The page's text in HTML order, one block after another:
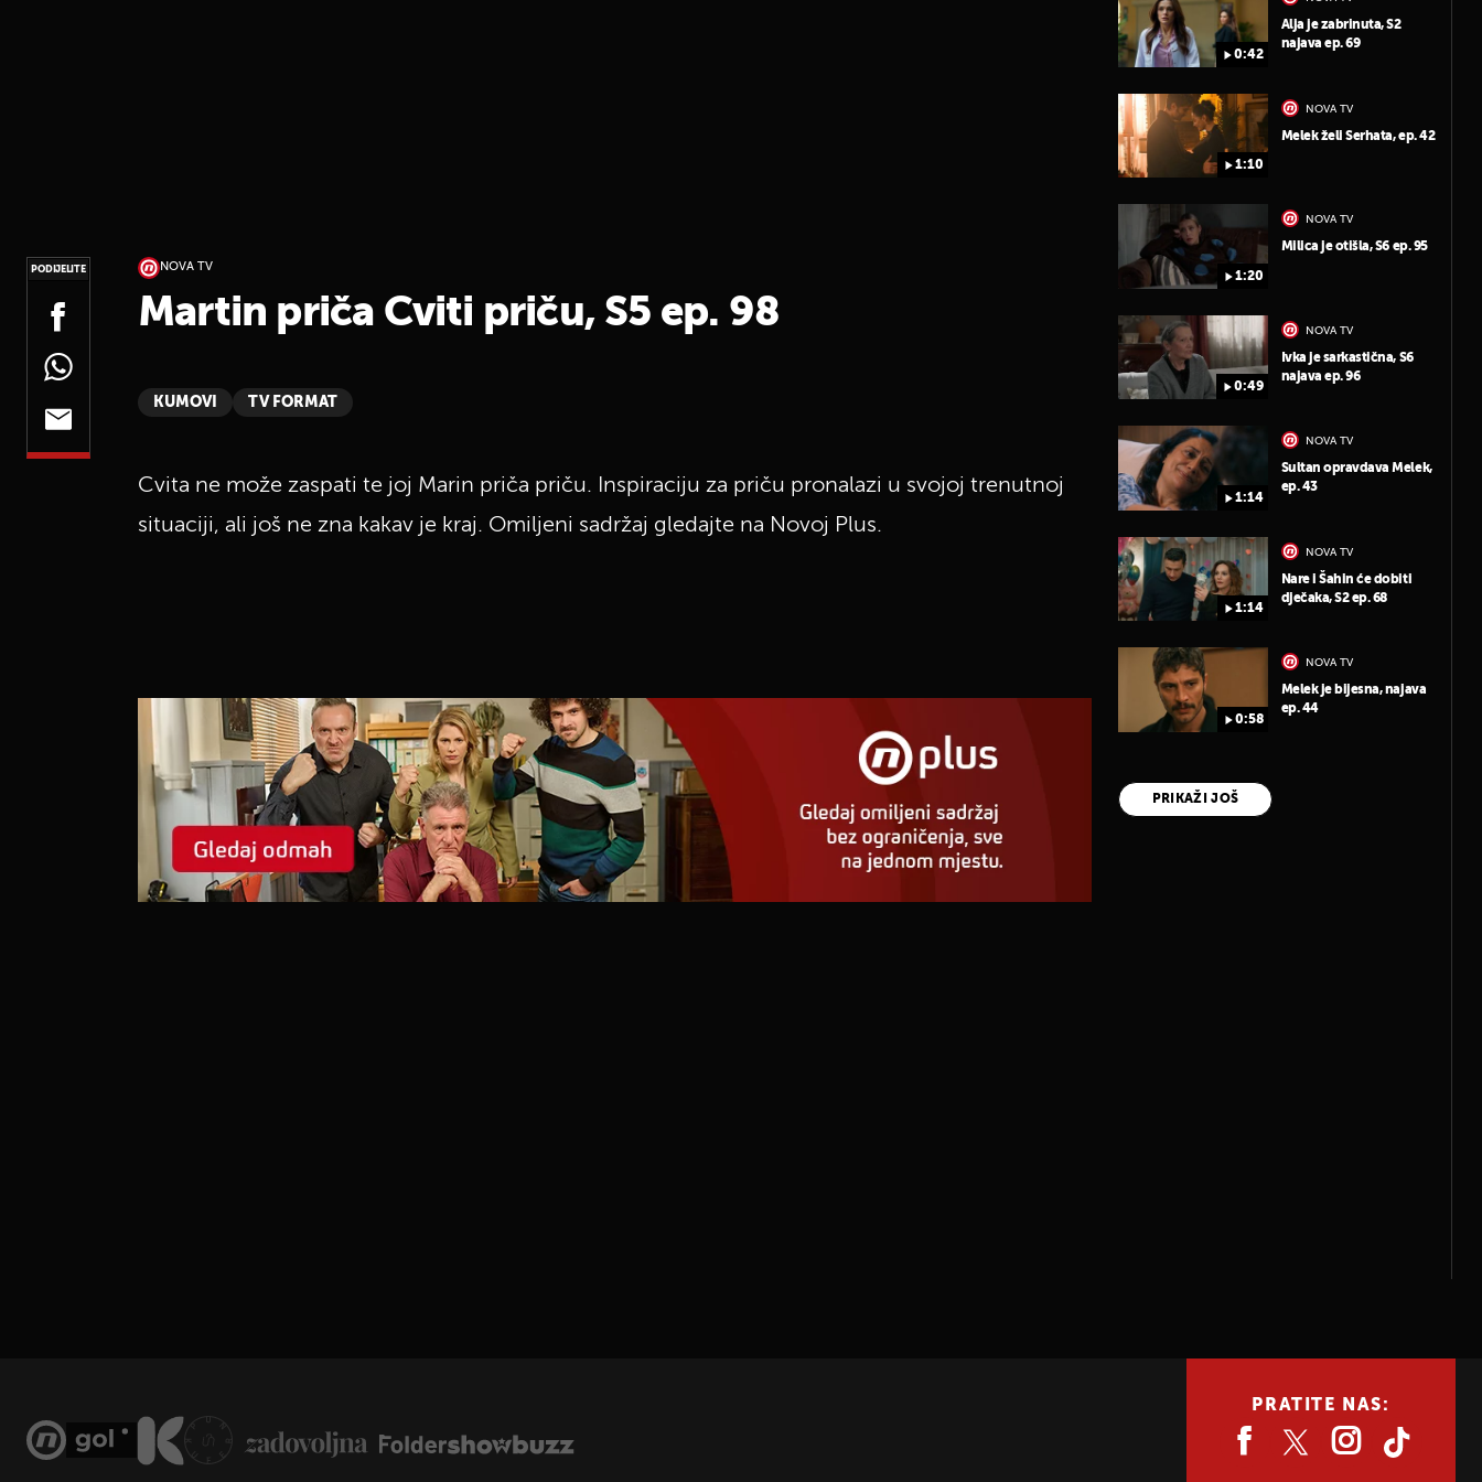
PODIJELITE NOVA TV
Martin priča Cviti priču, S5 ep. 98
KUMOVI TV FORMAT
Cvita ne može zaspati te joj Marin priča priču. Inspiraciju za priču pronalazi u svojoj trenutnoj
situaciji, ali još ne zna kakav je kraj. Omiljeni sadržaj gledajte na Novoj Plus.
0:42
Alja je zabrinuta, S2
najava ep. 69
1:10
NOVA TV
Melek želi Serhata, ep. 42
1:20
NOVA TV
Milica je otišla, S6 ep. 95
0:49
NOVA TV
Ivka je sarkastična, S6
najava ep. 96
1:14
NOVA TV
Sultan opravdava Melek,
ep. 43
1:14
NOVA TV
Nare i Šahin će dobiti
dječaka, S2 ep. 68
0:58
NOVA TV
Melek je bijesna, najava
ep. 44
PRIKAŽI JOŠ
PRATITE NAS:
UKLJUČITE NOTIFIKACIJE